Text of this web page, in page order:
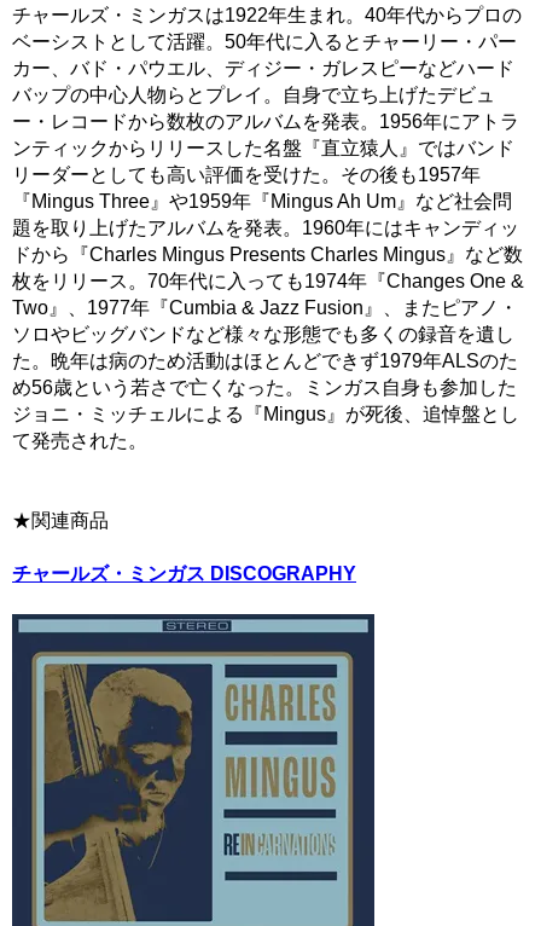
チャールズ・ミンガスは1922年生まれ。40年代からプロの
ベーシストとして活躍。50年代に入るとチャーリー・パー
カー、バド・パウエル、ディジー・ガレスピーなどハード
バップの中心人物らとプレイ。自身で立ち上げたデビュ
ー・レコードから数枚のアルバムを発表。1956年にアトラ
ンティックからリリースした名盤『直立猿人』ではバンド
リーダーとしても高い評価を受けた。その後も1957年
『Mingus Three』や1959年『Mingus Ah Um』など社会問
題を取り上げたアルバムを発表。1960年にはキャンディッ
ドから『Charles Mingus Presents Charles Mingus』など数
枚をリリース。70年代に入っても1974年『Changes One &
Two』、1977年『Cumbia & Jazz Fusion』、またピアノ・
ソロやビッグバンドなど様々な形態でも多くの録音を遺し
た。晩年は病のため活動はほとんどできず1979年ALSのた
め56歳という若さで亡くなった。ミンガス自身も参加した
ジョニ・ミッチェルによる『Mingus』が死後、追悼盤とし
て発売された。
★関連商品
チャールズ・ミンガス DISCOGRAPHY